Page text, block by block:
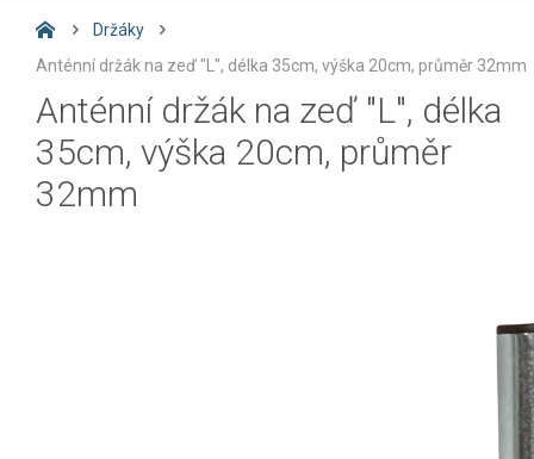
Držáky
Anténní držák na zeď "L", délka 35cm, výška 20cm, průměr 32mm
Anténní držák na zeď "L", délka
35cm, výška 20cm, průměr
32mm